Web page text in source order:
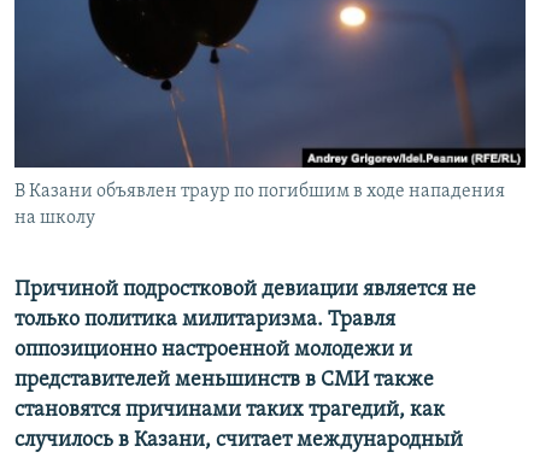
ПОБЕДИТЕЛЕЙ НЕ СУДЯТ?
КРЫМ.НЕПОКОРЕННЫЙ
УКРАИНСКАЯ ПРОБЛЕМА КРЫМА
ПРИСОЕДИНЯЙТЕСЬ!
Все сайты RFE/RL
В Казани объявлен траур по погибшим в ходе нападения
на школу
Причиной подростковой девиации является не
только политика милитаризма. Травля
оппозиционно настроенной молодежи и
представителей меньшинств в СМИ также
становятся причинами таких трагедий, как
случилось в Казани, считает международный